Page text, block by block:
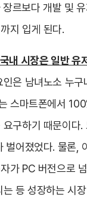
르보다 개발 및
지 입게 된다.
내 시장은 일반 유
은 남녀노소 누
스마트폰에서
구하기 때문이
벌어졌었다. 물론,
가 PC 버전으로
등 성장하는 시